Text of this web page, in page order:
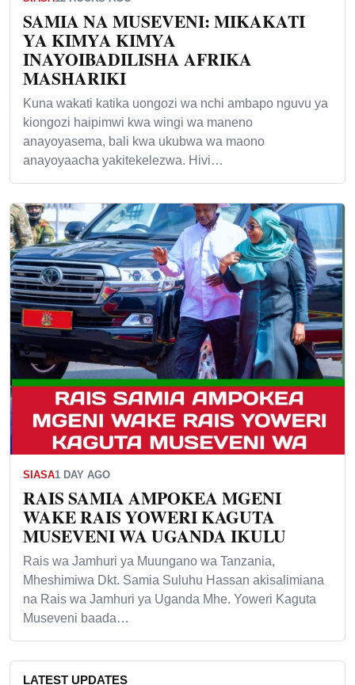
SAMIA NA MUSEVENI: MIKAKATI
YA KIMYA KIMYA
INAYOIBADILISHA AFRIKA
MASHARIKI
Kuna wakati katika uongozi wa nchi ambapo nguvu ya
kiongozi haipimwi kwa wingi wa maneno
anayoyasema, bali kwa ukubwa wa maono
anayoyaacha yakitekelezwa. Hivi…
SIASA1 DAY AGO
RAIS SAMIA AMPOKEA MGENI
WAKE RAIS YOWERI KAGUTA
MUSEVENI WA UGANDA IKULU
Rais wa Jamhuri ya Muungano wa Tanzania,
Mheshimiwa Dkt. Samia Suluhu Hassan akisalimiana
na Rais wa Jamhuri ya Uganda Mhe. Yoweri Kaguta
Museveni baada…
LATEST UPDATES